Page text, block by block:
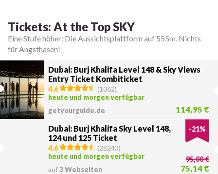
Tickets: At the Top SKY
Eine Stufe höher: Die Aussichtsplattform auf 555m. Nichts
für Angsthasen!
Dubai: Burj Khalifa Level 148 & Sky Views
Entry Ticket Kombiticket
4.6 (1062)
heute und morgen verfügbar
getyourguide.de
114,95 €
Dubai: Burj Khalifa Sky Level 148,
124 und 125 Ticket
-21%
4.6 (28243)
heute und morgen verfügbar
auf3 Webseiten
95,00 €
75,14 €